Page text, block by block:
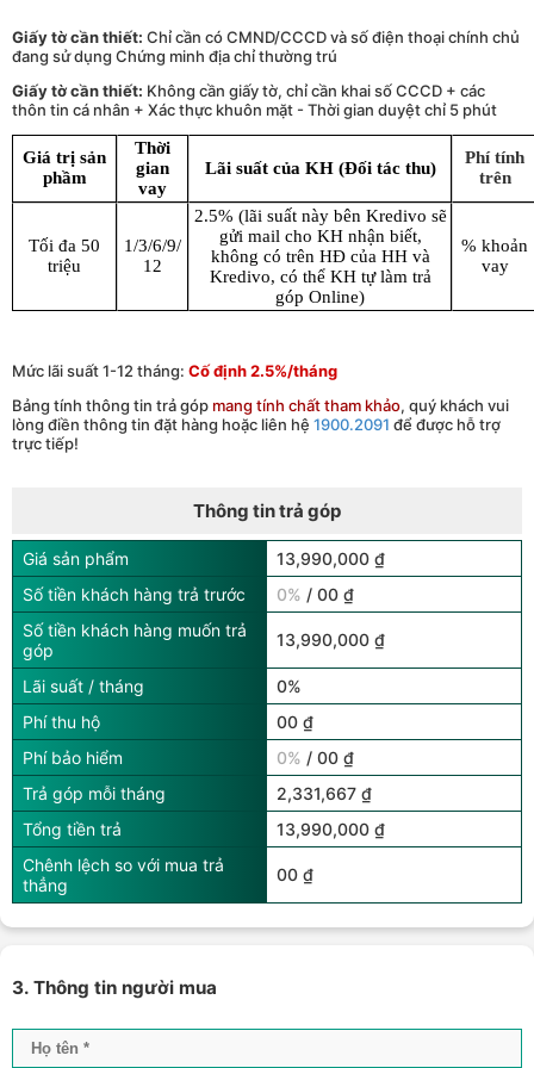
Giấy tờ cần thiết: Chỉ cần có CMND/CCCD và số điện thoại chính chủ
đang sử dụng Chứng minh địa chỉ thường trú
Giấy tờ cần thiết: Không cần giấy tờ, chỉ cần khai số CCCD + các
thôn tin cá nhân + Xác thực khuôn mặt - Thời gian duyệt chỉ 5 phút
Giá trị sản
phầm
Thời
gian
vay
Lãi suất của KH (Đối tác thu)
Phí tính
trên
Tối đa 50
triệu
1/3/6/9/
12
2.5% (lãi suất này bên Kredivo sẽ
gửi mail cho KH nhận biết,
không có trên HĐ của HH và
Kredivo, có thể KH tự làm trả
góp Online)
% khoản
vay
Mức lãi suất 1-12 tháng: Cố định 2.5%/tháng
Bảng tính thông tin trả góp mang tính chất tham khảo, quý khách vui
lòng điền thông tin đặt hàng hoặc liên hệ 1900.2091 để được hỗ trợ
trực tiếp!
Thông tin trả góp
Giá sản phẩm
13,990,000 ₫
Số tiền khách hàng trả trước
0% / 00 ₫
Số tiền khách hàng muốn trả
góp
13,990,000 ₫
Lãi suất / tháng
0%
Phí thu hộ
00 ₫
Phí bảo hiểm
0% / 00 ₫
Trả góp mỗi tháng
2,331,667 ₫
Tổng tiền trả
13,990,000 ₫
Chênh lệch so với mua trả
thẳng
00 ₫
3. Thông tin người mua